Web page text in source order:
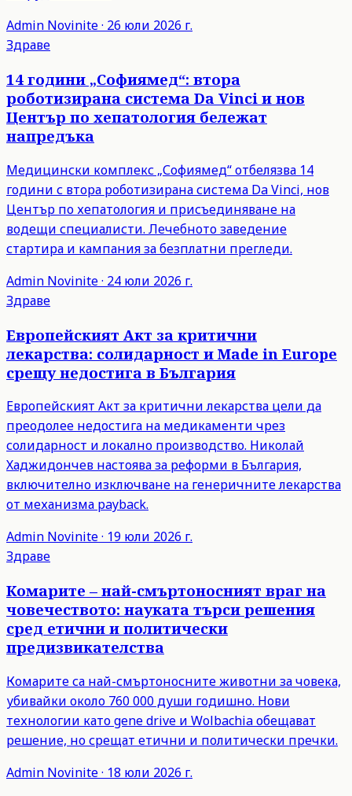
Admin Novinite· 26 юли 2026 г.
Здраве
14 години „Софиямед“: втора
роботизирана система Da Vinci и нов
Център по хепатология бележат
напредъка
Медицински комплекс „Софиямед“ отбелязва 14
години с втора роботизирана система Da Vinci, нов
Център по хепатология и присъединяване на
водещи специалисти. Лечебното заведение
стартира и кампания за безплатни прегледи.
Admin Novinite· 24 юли 2026 г.
Здраве
Европейският Акт за критични
лекарства: солидарност и Made in Europe
срещу недостига в България
Европейският Акт за критични лекарства цели да
преодолее недостига на медикаменти чрез
солидарност и локално производство. Николай
Хаджидончев настоява за реформи в България,
включително изключване на генеричните лекарства
от механизма payback.
Admin Novinite· 19 юли 2026 г.
Здраве
Комарите – най-смъртоносният враг на
човечеството: науката търси решения
сред етични и политически
предизвикателства
Комарите са най-смъртоносните животни за човека,
убивайки около 760 000 души годишно. Нови
технологии като gene drive и Wolbachia обещават
решение, но срещат етични и политически пречки.
Admin Novinite· 18 юли 2026 г.